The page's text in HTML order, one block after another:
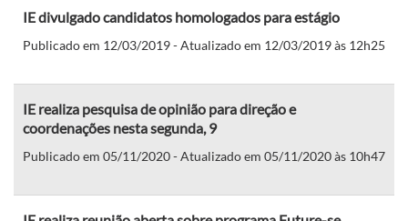
IE divulgado candidatos homologados para estágio
Publicado em 12/03/2019 - Atualizado em 12/03/2019 às 12h25
IE realiza pesquisa de opinião para direção e
coordenações nesta segunda, 9
Publicado em 05/11/2020 - Atualizado em 05/11/2020 às 10h47